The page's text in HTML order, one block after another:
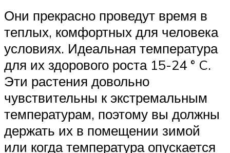
Они прекрасно проведут время в
теплых, комфортных для человека
условиях. Идеальная температура
для их здорового роста 15-24 ° C.
Эти растения довольно
чувствительны к экстремальным
температурам, поэтому вы должны
держать их в помещении зимой
или когда температура опускается